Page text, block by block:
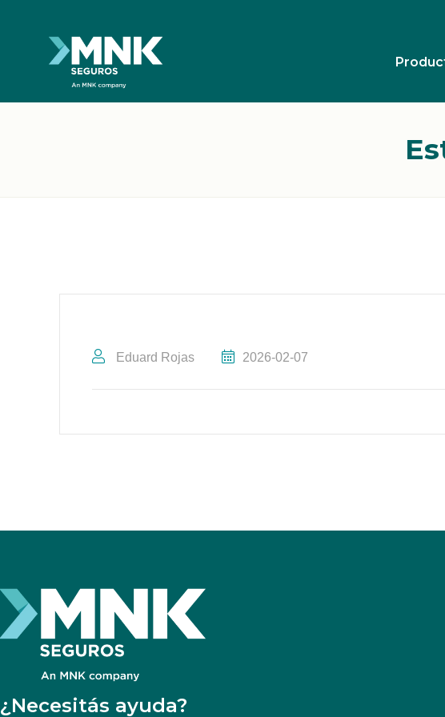
Eduard Rojas 2026-02-07
¿Necesitás ayuda?